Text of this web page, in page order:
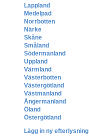
Lappland
Medelpad
Norrbotten
Närke
Skåne
Småland
Södermanland
Uppland
Värmland
Västerbotten
Västergötland
Västmanland
Ångermanland
Öland
Östergötland
Lägg in ny efterlysning